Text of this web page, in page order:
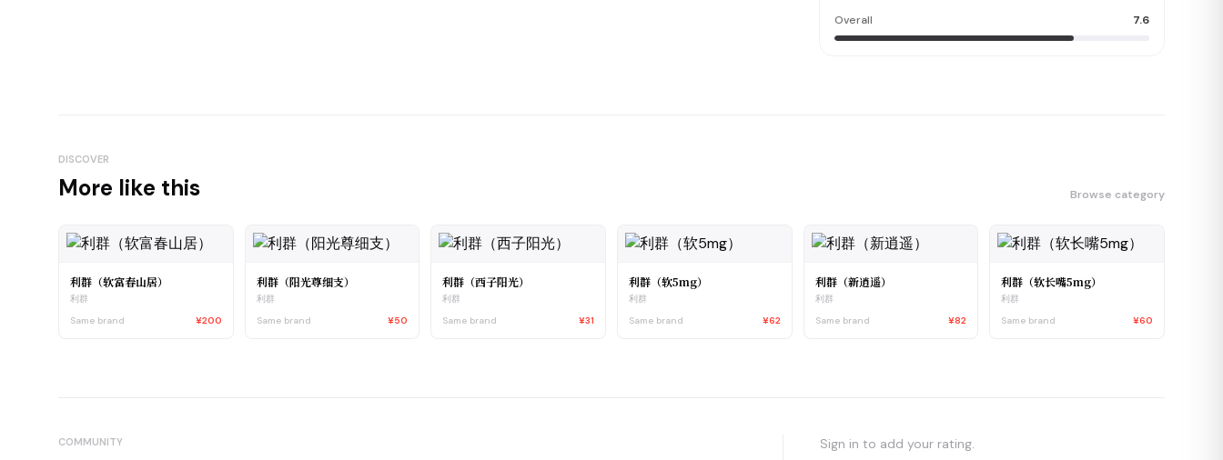
Overall 7.6
DISCOVER
More like this Browse category
利群（软富春山居）
利群
Same brand
¥200
利群（阳光尊细支）
利群
Same brand
¥50
利群（西子阳光）
利群
Same brand
¥31
利群（软5mg）
利群
Same brand
¥62
利群（新逍遥）
利群
Same brand
¥82
利群（软长嘴5mg）
利群
Same brand
¥60
COMMUNITY Sign in to add your rating.